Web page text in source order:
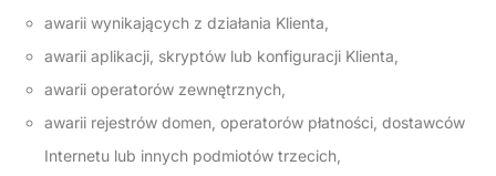
awarii wynikających z działania Klienta,
awarii aplikacji, skryptów lub konfiguracji Klienta,
awarii operatorów zewnętrznych,
awarii rejestrów domen, operatorów płatności, dostawców
Internetu lub innych podmiotów trzecich,